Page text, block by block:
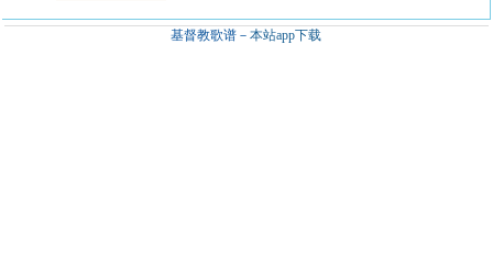
基督教歌谱－本站app下载